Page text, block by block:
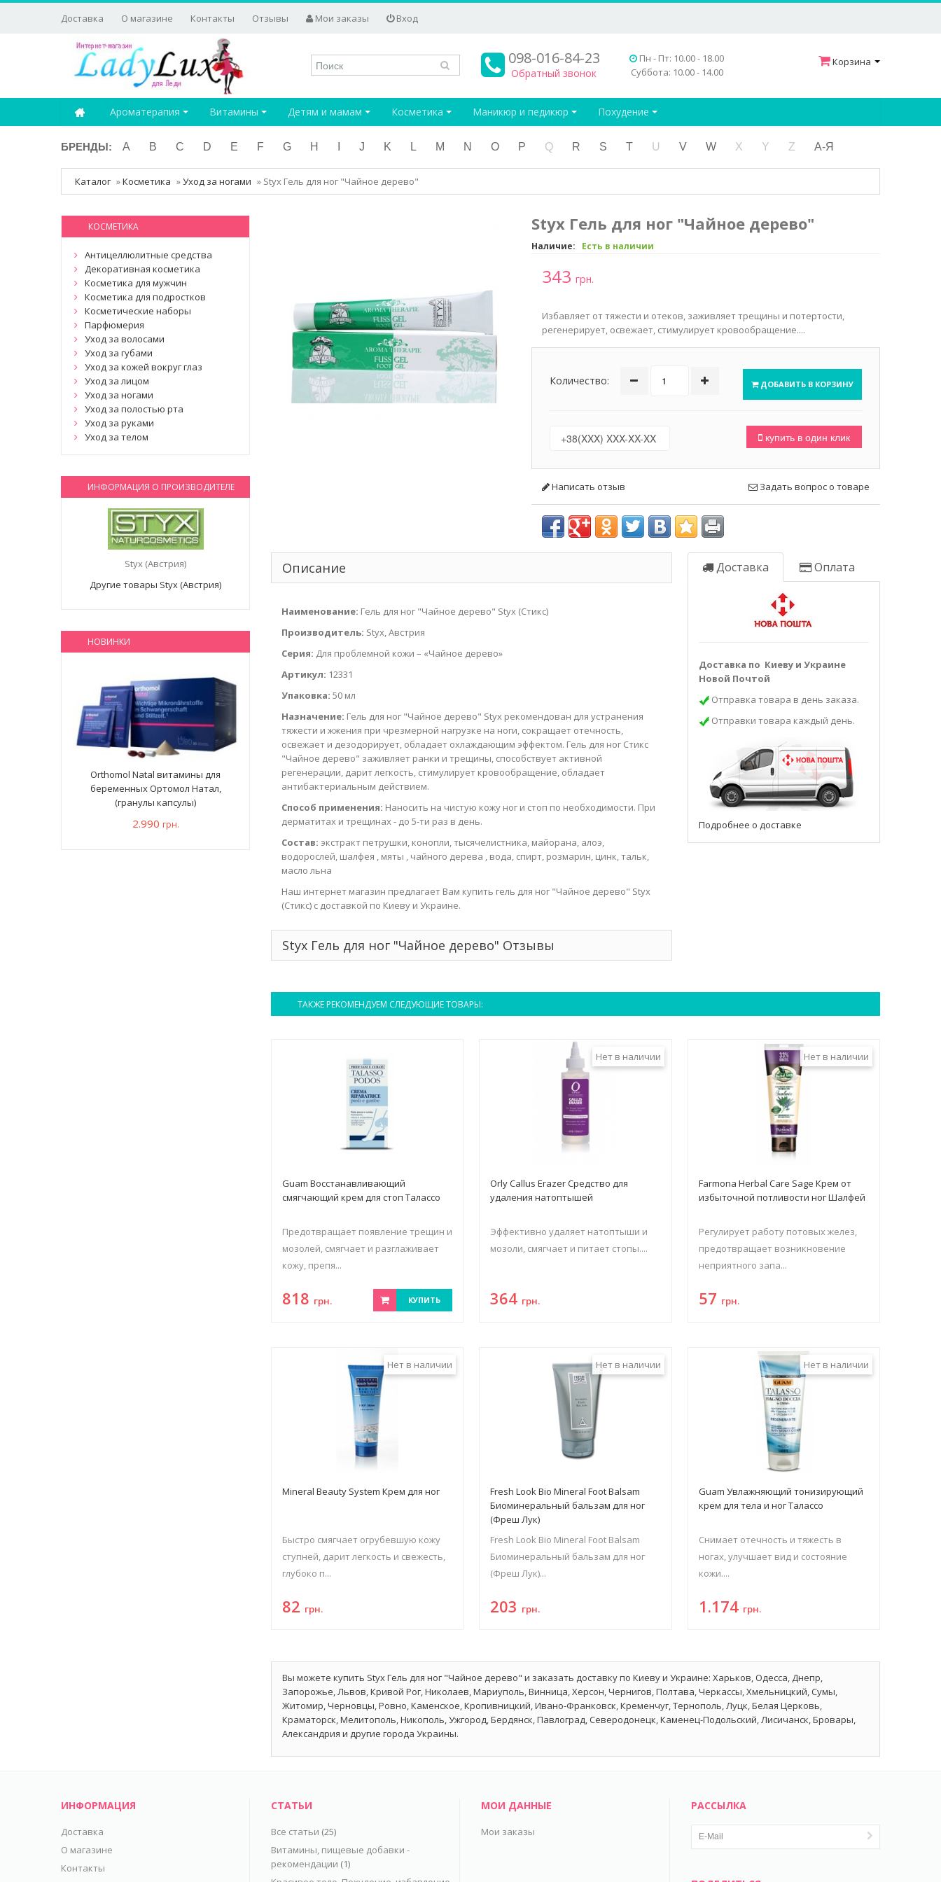
Доставка О магазине Контакты Отзывы Мои заказы Вход
098-016-84-23
Обратный звонок
Пн - Пт: 10.00 - 18.00
Суббота: 10.00 - 14.00
Корзина
Ароматерапия Витамины Детям и мамам Косметика Маникюр и педикюр Похудение
БРЕНДЫ: A B C D E F G H J K L M N O P Q R S T U V W X Y Z А-Я
Каталог »Косметика »Уход за ногами » Styx Гель для ног "Чайное дерево"
Styx Гель для ног "Чайное дерево"
Наличие: Есть в наличии
343 грн.
Избавляет от тяжести и отеков, заживляет трещины и потертости,
регенерирует, освежает, стимулирует кровообращение....
Количество: ДОБАВИТЬ В КОРЗИНУ
купить в один клик
Написать отзыв Задать вопрос о товаре
Описание
Наименование: Гель для ног "Чайное дерево" Styx (Стикс)
Производитель: Styx, Австрия
Серия: Для проблемной кожи – «Чайное дерево»
Артикул: 12331
Упаковка: 50 мл
Назначение: Гель для ног "Чайное дерево" Styx рекомендован для устранения
тяжести и жжения при чрезмерной нагрузке на ноги, сокращает отечность,
освежает и дезодорирует, обладает охлаждающим эффектом. Гель для ног Стикс
"Чайное дерево" заживляет ранки и трещины, способствует активной
регенерации, дарит легкость, стимулирует кровообращение, обладает
антибактериальным действием.
Способ применения: Наносить на чистую кожу ног и стоп по необходимости. При
дерматитах и трещинах - до 5-ти раз в день.
Состав: экстракт петрушки, конопли, тысячелистника, майорана, алоэ,
водорослей, шалфея , мяты , чайного дерева , вода, спирт, розмарин, цинк, тальк,
масло льна
Наш интернет магазин предлагает Вам купить гель для ног "Чайное дерево" Styx
(Стикс) с доставкой по Киеву и Украине.
Styx Гель для ног "Чайное дерево" Отзывы
Доставка Оплата
Доставка по Киеву и Украине
Новой Почтой
Отправка товара в день заказа.
Отправки товара каждый день.
Подробнее о доставке
ТАКЖЕ РЕКОМЕНДУЕМ СЛЕДУЮЩИЕ ТОВАРЫ:
Guam Восстанавливающий
смягчающий крем для стоп Талассо
Предотвращает появление трещин и
мозолей, смягчает и разглаживает
кожу, препя...
818 грн. КУПИТЬ
Нет в наличии
Orly Callus Erazer Средство для
удаления натоптышей
Эффективно удаляет натоптыши и
мозоли, смягчает и питает стопы....
364 грн.
Нет в наличии
Farmona Herbal Care Sage Крем от
избыточной потливости ног Шалфей
Регулирует работу потовых желез,
предотвращает возникновение
неприятного запа...
57 грн.
Нет в наличии
Mineral Beauty System Крем для ног
Быстро смягчает огрубевшую кожу
ступней, дарит легкость и свежесть,
глубоко п...
82 грн.
Нет в наличии
Fresh Look Bio Mineral Foot Balsam
Биоминеральный бальзам для ног
(Фреш Лук)
Fresh Look Bio Mineral Foot Balsam
Биоминеральный бальзам для ног
(Фреш Лук)...
203 грн.
Нет в наличии
Guam Увлажняющий тонизирующий
крем для тела и ног Талассо
Снимает отечность и тяжесть в
ногах, улучшает вид и состояние
кожи....
1.174 грн.
Вы можете купить Styx Гель для ног "Чайное дерево" и заказать доставку по Киеву и Украине: Харьков, Одесса, Днепр,
Запорожье, Львов, Кривой Рог, Николаев, Мариуполь, Винница, Херсон, Чернигов, Полтава, Черкассы, Хмельницкий, Сумы,
Житомир, Черновцы, Ровно, Каменское, Кропивницкий, Ивано-Франковск, Кременчуг, Тернополь, Луцк, Белая Церковь,
Краматорск, Мелитополь, Никополь, Ужгород, Бердянск, Павлоград, Северодонецк, Каменец-Подольский, Лисичанск, Бровары,
Александрия и другие города Украины.
КОСМЕТИКА
Антицеллюлитные средства
Декоративная косметика
Косметика для мужчин
Косметика для подростков
Косметические наборы
Парфюмерия
Уход за волосами
Уход за губами
Уход за кожей вокруг глаз
Уход за лицом
Уход за ногами
Уход за полостью рта
Уход за руками
Уход за телом
ИНФОРМАЦИЯ О ПРОИЗВОДИТЕЛЕ
Styx (Австрия)
Другие товары Styx (Австрия)
НОВИНКИ
Orthomol Natal витамины для
беременных Ортомол Натал,
(гранулы капсулы)
2.990 грн.
ИНФОРМАЦИЯ
Доставка
О магазине
Контакты
СТАТЬИ
Все статьи (25)
Витамины, пищевые добавки -
рекомендации (1)
МОИ ДАННЫЕ
Мои заказы
РАССЫЛКА